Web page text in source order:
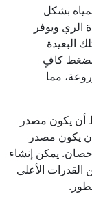
بشكل
ويوفر
البعيدة
بضغط كافٍ
مما
أن يكون مصدر
بل يمكن أن يكون مصدر
سينجل فاز (220 فولت) للقدرات الأقل من 20 حصان. يمكن إنشاء
القدرات الأعلى